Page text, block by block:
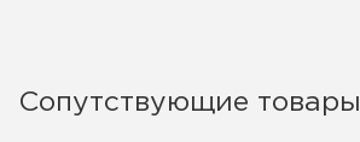
Сопутствующие товары